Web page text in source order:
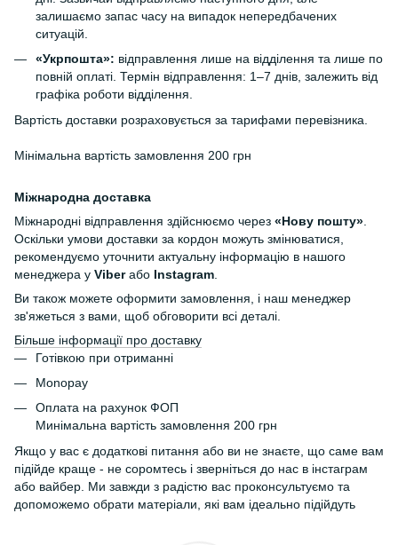
залишаємо запас часу на випадок непередбачених
ситуацій.
«Укрпошта»: відправлення лише на відділення та лише по
повній оплаті. Термін відправлення: 1–7 днів, залежить від
графіка роботи відділення.
Вартість доставки розраховується за тарифами перевізника.
Мінімальна вартість замовлення 200 грн
Міжнародна доставка
Міжнародні відправлення здійснюємо через «Нову пошту»
Оскільки умови доставки за кордон можуть змінюватися,
рекомендуємо уточнити актуальну інформацію в нашого
менеджера у Viberабо Instagram
Ви також можете оформити замовлення, і наш менеджер
зв'яжеться з вами, щоб обговорити всі деталі.
Більше інформації про доставку
Готівкою при отриманні
Monopay
Оплата на рахунок ФОП
Минімальна вартість замовлення 200 грн
Якщо у вас є додаткові питання або ви не знаєте, що саме вам
підійде краще - не соромтесь і зверніться до нас в інстаграм
або вайбер. Ми завжди з радістю вас проконсультуємо та
допоможемо обрати матеріали, які вам ідеально підійдуть